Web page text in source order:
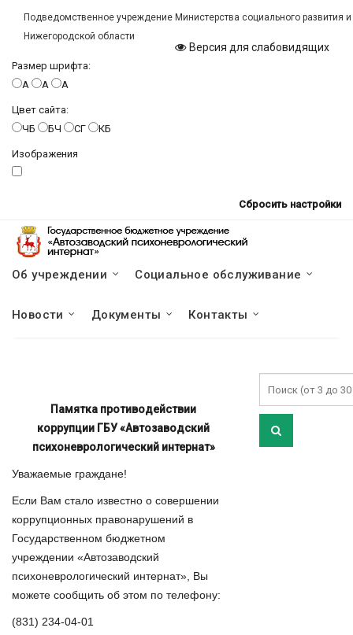
Подведомственное учреждение Министерства социального развития
Нижегородской области
Версия для слабовидящих
Размер шрифта:
A
A A
Цвет сайта:
ЧБ
БЧ СГ КБ
Изображения
Сбросить настройки
Об учреждении Социальное обслуживание
Новости Документы Контакты
Памятка противодействии
коррупции ГБУ «Автозаводский
психоневрологический интернат»
Уважаемые граждане!
Если Вам стало известно о совершении
коррупционных правонарушений в
Государственном бюджетном
учреждении «Автозаводский
психоневрологический интернат», Вы
можете сообщить об этом по телефону:
(831) 234-04-01